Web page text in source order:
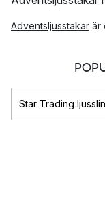
Adventsljusstakar är
som hjälper dig
Topp tre mest
Star Trading